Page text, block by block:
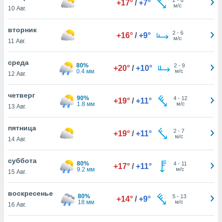
действия
рекламу
нашей
cookie
cookie
в
нашего
10 Авг.
+17° / +7°
м/с
вторник
11 Авг.
+16° / +9° 2- 6
м/с
среда
12 Авг.
80%
0.4 мм
+20° / +10° 2- 9
м/с
четверг
13 Авг.
90%
1.8 мм
+19° / +11° 4 - 12
м/с
пятница
14 Авг.
+19° / +11° 2 -7
м/с
суббота
15 Авг.
80%
9.2 мм
+17° / +11° 4 - 11
м/с
воскресенье
16 Авг.
80%
18 мм
+14° / +9° 5- 13
м/с